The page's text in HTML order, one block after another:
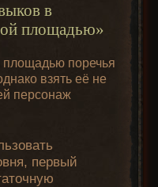
в
площадью»
площадью поречья
взять её не
персонаж
первый